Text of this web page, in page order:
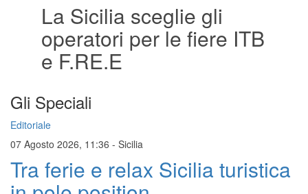
La Sicilia sceglie gli
operatori per le fiere ITB
e F.RE.E
Gli Speciali
Editoriale
07 Agosto 2026, 11:36 - Sicilia
Tra ferie e relax Sicilia turistica